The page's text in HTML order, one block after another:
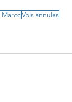
MarocVols annulés